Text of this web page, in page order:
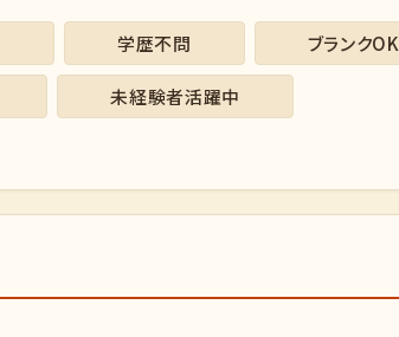
学歴不問 ブランクOK
未経験者活躍中